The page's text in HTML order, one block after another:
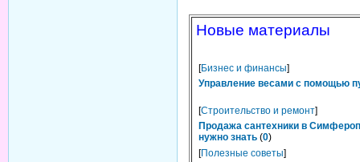
Новые материалы
[Бизнес и финансы]
Управление весами с помощью
[Строительство и ремонт]
Продажа сантехники в
нужно знать (0)
[Полезные советы]